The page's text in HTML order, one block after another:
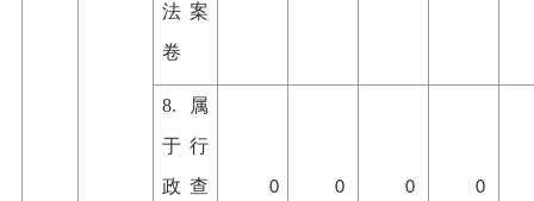
法案
卷
8.属
于行
政查
0 0 0 0